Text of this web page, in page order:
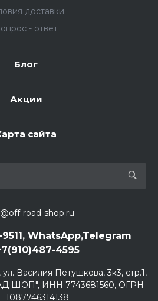
доставки
- ответ
Блог
Акции
сайта
road-shop.ru
WhatsApp,Telegram
4595
ул. Василия Петушкова, 3к3, стр.1,
ШОП", ИНН 7743681560, ОГРН
1087746314138